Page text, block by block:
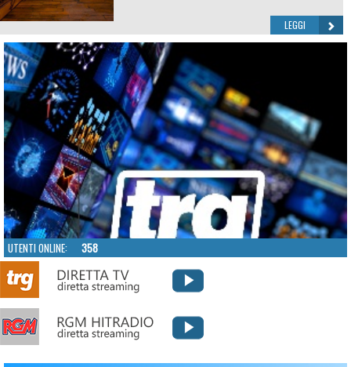
LEGGI
UTENTI ONLINE: 358